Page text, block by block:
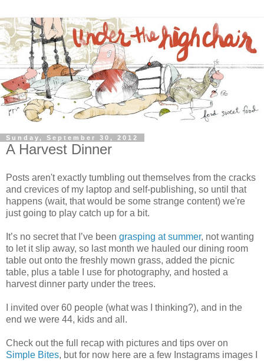
Sunday, September 30, 2012
A Harvest Dinner
Posts aren't exactly tumbling out themselves from the cracks
and crevices of my laptop and self-publishing, so until that
happens (wait, that would be some strange content) we're
just going to play catch up for a bit.
It’s no secret that I’ve been grasping at summer, not wanting
to let it slip away, so last month we hauled our dining room
table out onto the freshly mown grass, added the picnic
table, plus a table I use for photography, and hosted a
harvest dinner party under the trees.
I invited over 60 people (what was I thinking?), and in the
end we were 44, kids and all.
Check out the full recap with pictures and tips over on
Simple Bites, but for now here are a few Instagrams images I